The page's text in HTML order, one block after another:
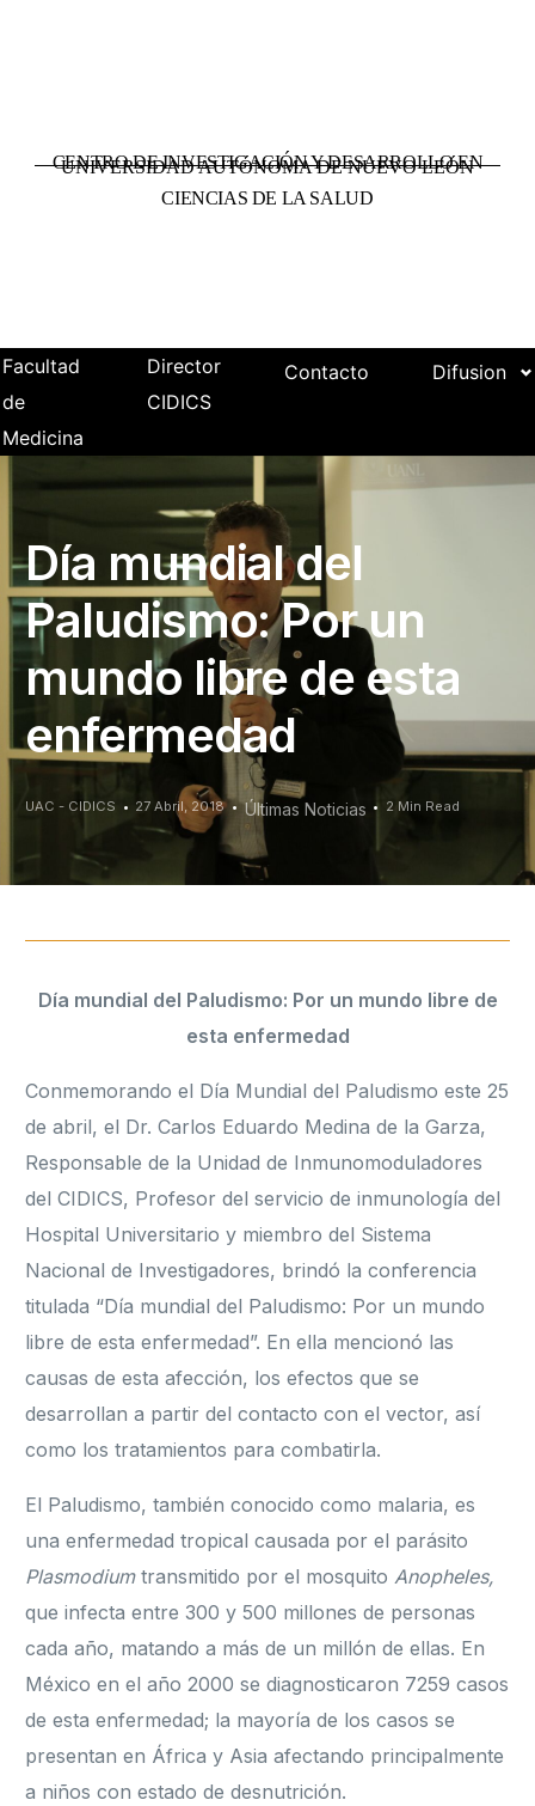
UNIVERSIDAD AUTÓNOMA DE NUEVO LEÓN
CENTRO DE INVESTIGACIÓN Y DESARROLLO EN
CIENCIAS DE LA SALUD
Facultad
de
Medicina
Director
CIDICS
Contacto Difusion
Día mundial del
Paludismo: Por un
mundo libre de esta
enfermedad
UAC - CIDICS 27 Abril, 2018 Últimas Noticias 2 Min Read
Día mundial del Paludismo: Por un mundo libre de
esta enfermedad
Conmemorando el Día Mundial del Paludismo este 25
de abril, el Dr. Carlos Eduardo Medina de la Garza,
Responsable de la Unidad de Inmunomoduladores
del CIDICS, Profesor del servicio de inmunología del
Hospital Universitario y miembro del Sistema
Nacional de Investigadores, brindó la conferencia
titulada “Día mundial del Paludismo: Por un mundo
libre de esta enfermedad”. En ella mencionó las
causas de esta afección, los efectos que se
desarrollan a partir del contacto con el vector, así
como los tratamientos para combatirla.
El Paludismo, también conocido como malaria, es
una enfermedad tropical causada por el parásito
Plasmodiumtransmitido por el mosquitoAnopheles,
que infecta entre 300 y 500 millones de personas
cada año, matando a más de un millón de ellas. En
México en el año 2000 se diagnosticaron 7259 casos
de esta enfermedad; la mayoría de los casos se
presentan en África y Asia afectando principalmente
a niños con estado de desnutrición.